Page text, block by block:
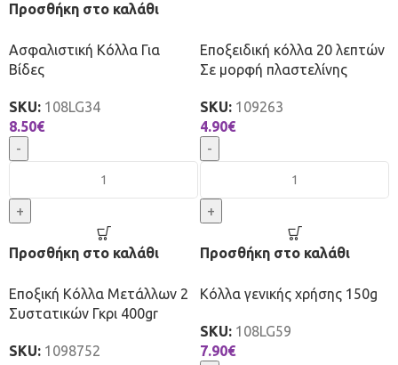
Προσθήκη στο καλάθι
Ασφαλιστική Κόλλα Για
Βίδες
SKU: 108LG34
8.50€
-
+
Προσθήκη στο καλάθι
Εποξειδική κόλλα 20 λεπτών
Σε μορφή πλαστελίνης
SKU: 109263
4.90€
-
+
Προσθήκη στο καλάθι
Εποξική Κόλλα Μετάλλων 2
Συστατικών Γκρι 400gr
SKU: 1098752
Κόλλα γενικής χρήσης 150g
SKU: 108LG59
7.90€